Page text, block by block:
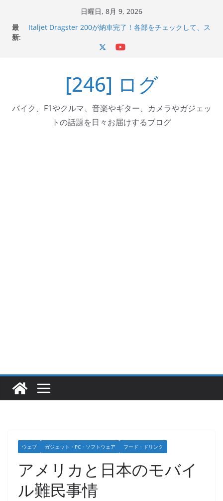
日曜日, 8月 9, 2026
最
新:
Italjet Dragster 200が納車完了！各部をチェックして、ス
器エフェクターが返礼品でもらえる！
Italjet Dragster 200のフロントISSサスの動きが判ったら
コーナリングが楽しくなった
[246] ログ
バイク、F1やクルマ、音楽やギター、カメラやガジェッ
トの話題を日々お届けするブログ
ウェブ ガジェット・PC・ソフトウェア フード・ドリンク
アメリカと日本のモバイ
ル難民事情